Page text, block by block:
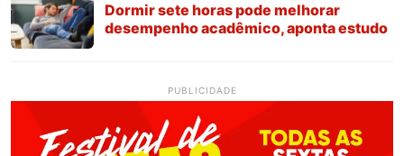
Dormir sete horas pode melhorar
desempenho acadêmico, aponta estudo
PUBLICIDADE